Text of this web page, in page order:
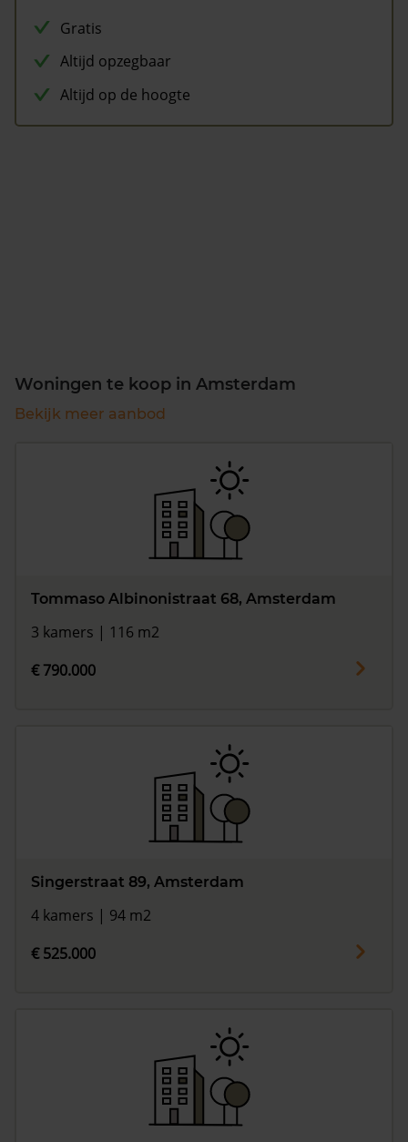
Gratis
Altijd opzegbaar
Altijd op de hoogte
Woningen te koop in Amsterdam
Bekijk meer aanbod
Tommaso Albinonistraat 68, Amsterdam
3 kamers | 116 m2
€ 790.000
Singerstraat 89, Amsterdam
4 kamers | 94 m2
€ 525.000